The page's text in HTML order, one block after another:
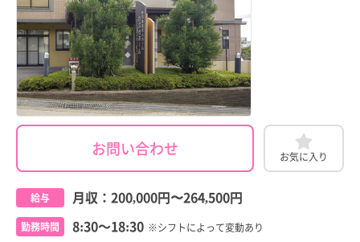
お問い合わせ お気に入り
給与 月収： 200,000円〜264,500円
勤務時間 8:30～18:30 ※シフトによって変動あり